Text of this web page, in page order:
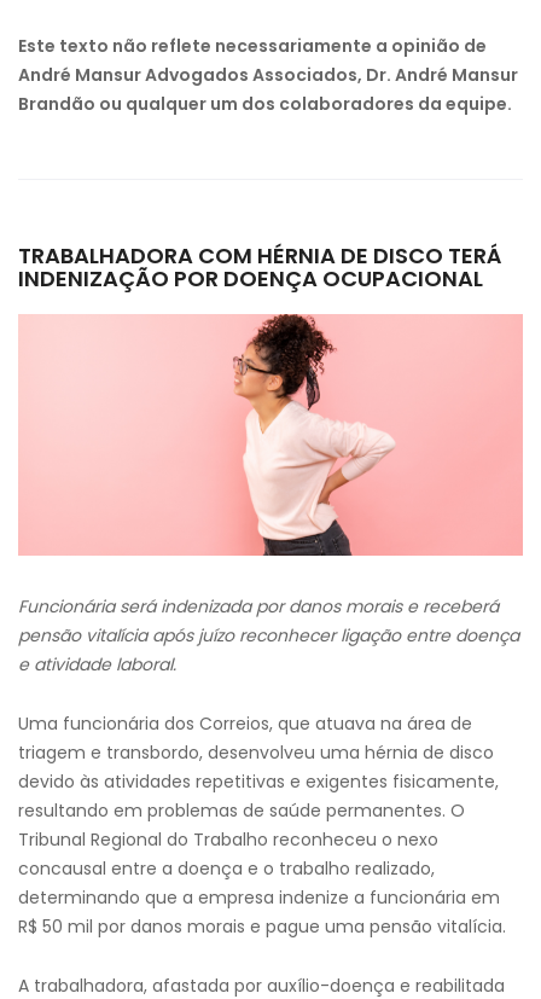
Este texto não reflete necessariamente a opinião de
André Mansur Advogados Associados, Dr. André Mansur
Brandão ou qualquer um dos colaboradores da equipe.
TRABALHADORA COM HÉRNIA DE DISCO TERÁ
INDENIZAÇÃO POR DOENÇA OCUPACIONAL
Funcionária será indenizada por danos morais e receberá
pensão vitalícia após juízo reconhecer ligação entre doença
e atividade laboral.
Uma funcionária dos Correios, que atuava na área de
triagem e transbordo, desenvolveu uma hérnia de disco
devido às atividades repetitivas e exigentes fisicamente,
resultando em problemas de saúde permanentes. O
Tribunal Regional do Trabalho reconheceu o nexo
concausal entre a doença e o trabalho realizado,
determinando que a empresa indenize a funcionária em
R$ 50 mil por danos morais e pague uma pensão vitalícia.
A trabalhadora, afastada por auxílio-doença e reabilitada